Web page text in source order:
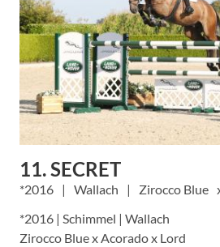
11. SECRET
2016 Wallach Zirocco Blue
*2016 | Schimmel | Wallach
Zirocco Blue x Acorado x Lord